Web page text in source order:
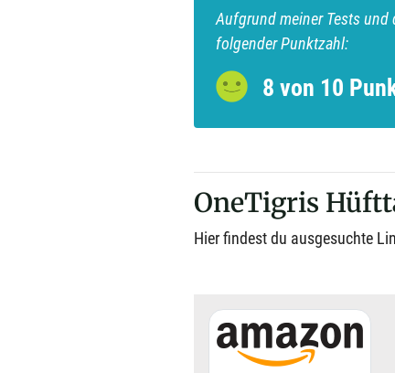
Aufgrund meiner Tests und
folgender Punktzahl:
8 von 10
OneTigris
Hier findest du ausgesuchte